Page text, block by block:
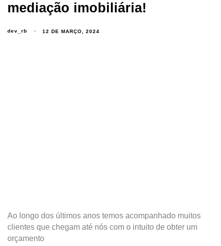
mediação imobiliária!
dev_rb 12 DE MARÇO, 2024
Ao longo dos últimos anos temos acompanhado muitos
clientes que chegam até nós com o intuito de obter um
orçamento